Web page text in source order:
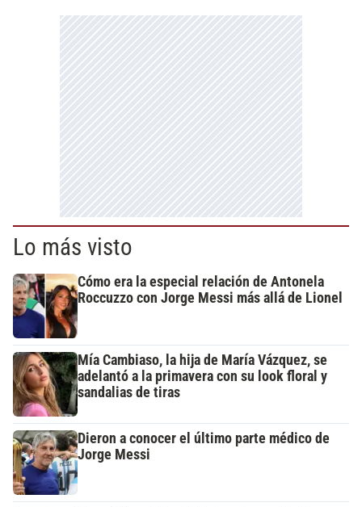
Lo más visto
Cómo era la especial relación de Antonela
Roccuzzo con Jorge Messi más allá de Lionel
Mía Cambiaso, la hija de María Vázquez, se
adelantó a la primavera con su look floral y
sandalias de tiras
Dieron a conocer el último parte médico de
Jorge Messi